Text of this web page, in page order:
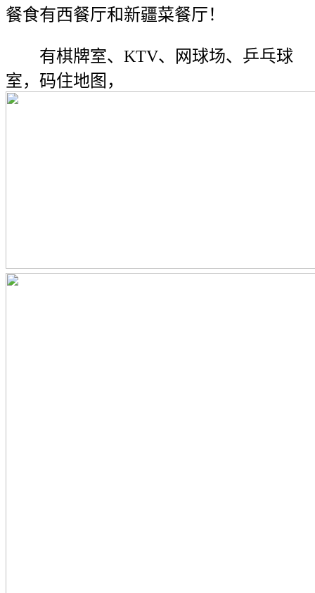
餐食有西餐厅和新疆菜餐厅！
有棋牌室、KTV、网球场、乒乓球
室，码住地图，